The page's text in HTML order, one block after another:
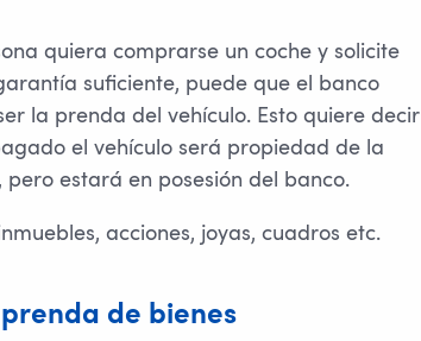
quiera comprarse un coche y solicite
suficiente, puede que el banco
la prenda del vehículo. Esto quiere decir
el vehículo será propiedad de la
estará en posesión del banco.
acciones, joyas, cuadros etc.
de bienes